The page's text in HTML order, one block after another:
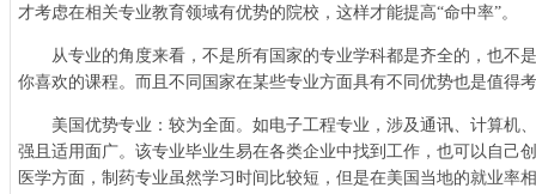
才考虑在相关专业教育领域有优势的院校，这样才能提高“命中率”。
从专业的角度来看，不是所有国家的专业学科都是齐全的，也不
你喜欢的课程。而且不同国家在某些专业方面具有不同优势也是值得
美国优势专业：较为全面。如电子工程专业，涉及通讯、计算机
强且适用面广。该专业毕业生易在各类企业中找到工作，也可以自己
医学方面，制药专业虽然学习时间比较短，但是在美国当地的就业率